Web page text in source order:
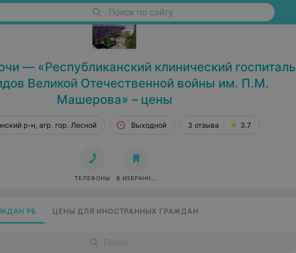
Поиск по сайту
— «Республиканский клинический госпиталь
Великой Отечественной войны им. П.М.
Машерова» – цены
р-н, агр. гор. Лесной Выходной 3 отзыва 3.7
ТЕЛЕФОНЫ В ИЗБРАННОЕ
РБ ЦЕНЫ ДЛЯ ИНОСТРАННЫХ ГРАЖДАН